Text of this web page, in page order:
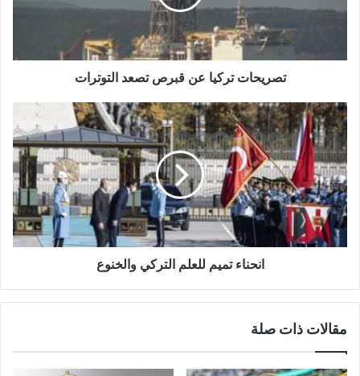
تصريحات تركيا عن قبرص تصعد التوترات
انحناء تميم للعلم التركي والخنوع
مقالات ذات صلة